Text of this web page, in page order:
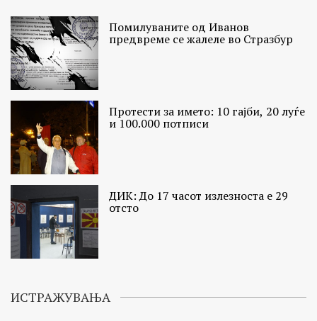
Помилуваните од Иванов
предвреме се жалеле во Стразбур
Протести за името: 10 гајби, 20 луѓе
и 100.000 потписи
ДИК: До 17 часот излезноста е 29
отсто
ИСТРАЖУВАЊА